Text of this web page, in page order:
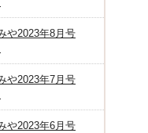
や2023年8月号
や2023年7月号
や2023年6月号